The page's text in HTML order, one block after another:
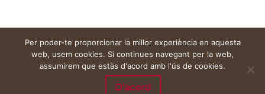
Aviso legal Carrito Mi cuenta
Per poder-te proporcionar la millor experiència en aquesta
web, usem cookies. Si continues navegant per la web,
assumirem que estàs d'acord amb l'ús de cookies.
D'acord